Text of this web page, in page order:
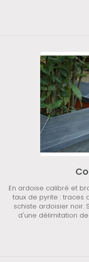
En ardoise calibré et
taux de pyrite : traces
schiste ardoisier noir.
d'une délimitation